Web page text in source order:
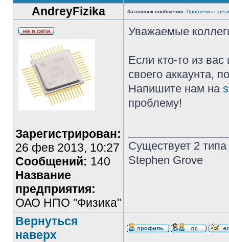
AndreyFizika Заголовок сообщения: Проблемы с
Зарегистрирован:
26 фев 2013, 10:27
Сообщений: 140
Название
предприятия:
ОАО НПО "Физика"
Уважаемые
Если кто-то из
своего аккаунта,
Напишите нам на
проблему!
Существует 2
Stephen Grove
Вернуться
наверх